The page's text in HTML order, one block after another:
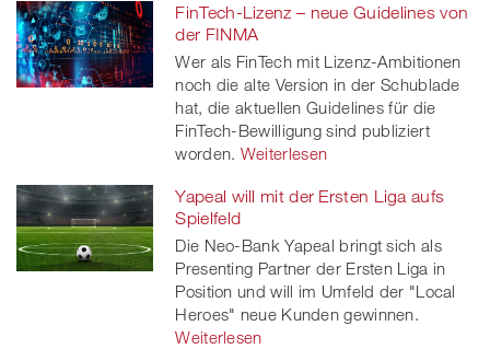
FinTech-Lizenz – neue Guidelines von
der FINMA
Wer als FinTech mit Lizenz-Ambitionen
noch die alte Version in der Schublade
hat, die aktuellen Guidelines für die
FinTech-Bewilligung sind publiziert
worden. Weiterlesen
Yapeal will mit der Ersten Liga aufs
Spielfeld
Die Neo-Bank Yapeal bringt sich als
Presenting Partner der Ersten Liga in
Position und will im Umfeld der "Local
Heroes" neue Kunden gewinnen.
Weiterlesen